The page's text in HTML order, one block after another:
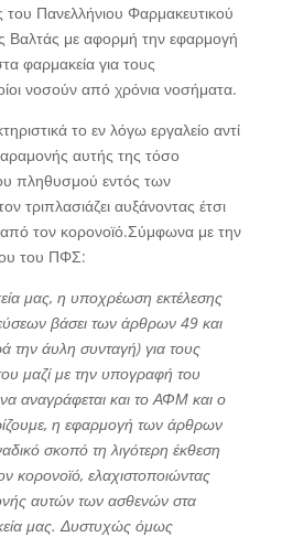
Πανελλήνιου Φαρμακευτικού
με αφορμή την εφαρμογή
φαρμακεία για τους
νοσούν από χρόνια νοσήματα.
το εν λόγω εργαλείο αντί
αυτής της τόσο
πληθυσμού εντός των
τριπλασιάζει αυξάνοντας έτσι
τον κορονοϊό.Σύμφωνα με την
του ΠΦΣ:
μας, η υποχρέωση εκτέλεσης
βάσει των άρθρων 49 και
άυλη συνταγή) για τους
μαζί με την υπογραφή του
αναγράφεται και το ΑΦΜ και ο
η εφαρμογή των άρθρων
σκοπό τη λιγότερη έκθεση
κορονοϊό, ελαχιστοποιώντας
αυτών των ασθενών στα
μας. Δυστυχώς όμως